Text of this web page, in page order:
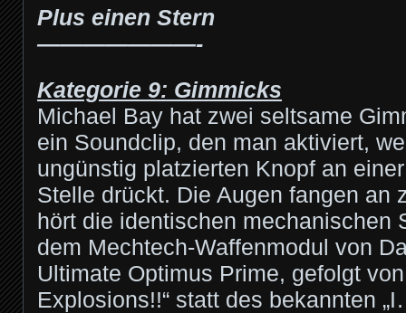
Plus einen Stern
———————-
Kategorie 9: Gimmicks
Michael Bay hat zwei seltsame
ein Soundclip, den man aktiviert,
ungünstig platzierten Knopf an
Stelle drückt. Die Augen fangen an
hört die identischen mechanischen
dem Mechtech-Waffenmodul von
Ultimate Optimus Prime, gefolgt
Explosions!!“ statt des bekannten